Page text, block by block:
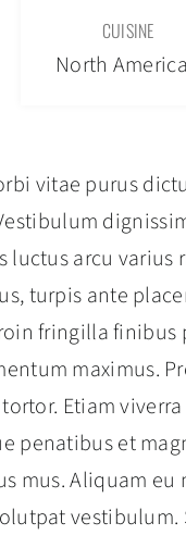
CUISINE
North
vitae purus
luctus arcu varius
turpis ante
fringilla
maximus.
Etiam
penatibus et
mus. Aliquam eu